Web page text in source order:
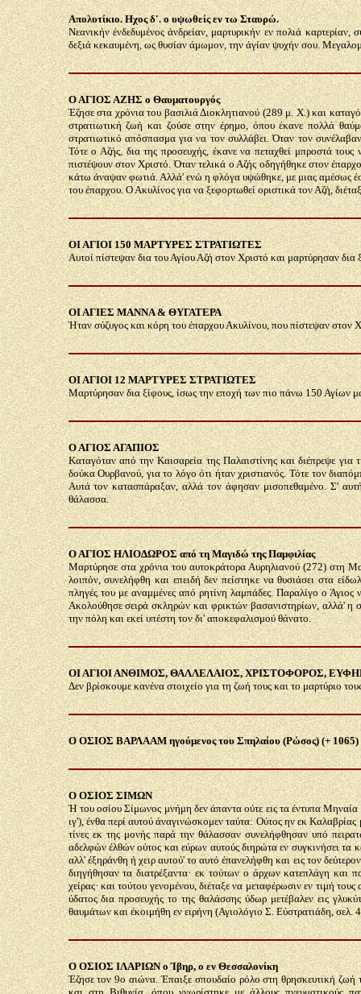
Απολυτίκιο. Ηχος δ'. ο υψωθείς εν τω Σταυρώ.
Νεανικήν ένδεδυμένος άνδρείαν, μαρτυρικήν εν πολιά
δεξιά κεκαυμένη, ως θυσίαν άμωμον, την άγίαν ψυχήν σου.
Ο ΑΓΙΟΣ ΑΖΗΣ ο Θαυματουργός
Έζησε στα χρόνια του βασιλιά Διοκλητιανού (289 μ. Χ.) και
στρατιωτική ζωή και ζούσε στην έρημο, όπου έκανε πολλά
στρατιωτικό απόσπασμα για να τον συλλάβει. Όταν τον
Τότε ο Αζής, δια της προσευχής, έκανε να πεταχθεί μπροστά
πιστέψουν στον Χριστό. Όταν τελικά ο Αζής οδηγήθηκε στον
κάτω άναψαν φωτιά. Αλλά' ενώ η φλόγα υψώθηκε, με μιας αμέσως
του έπαρχου. Ο Ακυλίνος για να ξεφορτωθεί οριστικά τον Αζή,
ΟΙ ΑΓΙΟΙ 150 ΜΑΡΤΥΡΕΣ ΣΤΡΑΤΙΩΤΕΣ
Αυτοί πίστεψαν δια του Αγίου Αζή στον Χριστό και μαρτύρησαν δια
ΟΙ ΑΓΙΕΣ ΜΑΝΝΑ & ΘΥΓΑΤΕΡΑ
Ήταν σύζυγος και κόρη του έπαρχου Ακυλίνου, που πίστεψαν στον
ΟΙ ΑΓΙΟΙ 12 ΜΑΡΤΥΡΕΣ ΣΤΡΑΤΙΩΤΕΣ
Μαρτύρησαν δια ξίφους, ίσως την εποχή των πιο πάνω 150 Αγίων
Ο ΑΓΙΟΣ ΑΓΑΠΙΟΣ
Καταγόταν από την Καισαρεία της Παλαιστίνης και διέπρεψε
δούκα Ουρβανού, για το λόγο ότι ήταν χριστιανός. Τότε τον
Αυτά τον κατασπάραξαν, αλλά τον άφησαν μισοπεθαμένο. Σ'
θάλασσα.
Ο ΑΓΙΟΣ ΗΛΙΟΔΩΡΟΣ από τη Μαγιδώ της Παμφιλίας
Μαρτύρησε στα χρόνια του αυτοκράτορα Αυρηλιανού (272) στη
λοιπόν, συνελήφθη και επειδή δεν πείστηκε να θυσιάσει στα
πληγές του με αναμμένες από ρητίνη λαμπάδες. Παραλίγο ο
Ακολούθησε σειρά σκληρών και φρικτών βασανιστηρίων, αλλά' η
την πόλη και εκεί υπέστη τον δι' αποκεφαλισμού θάνατο.
ΟΙ ΑΓΙΟΙ ΑΝΘΙΜΟΣ, ΘΑΛΛΕΛΑΙΟΣ, ΧΡΙΣΤΟΦΟΡΟΣ,
Δεν βρίσκουμε κανένα στοιχείο για τη ζωή τους και το μαρτύριο
Ο ΟΣΙΟΣ ΒΑΡΛΑΑΜ ηγούμενος του Σπηλαίου (Ρώσος) (+ 1065)
Ο ΟΣΙΟΣ ΣΙΜΩΝ
Ή του οσίου Σίμωνος μνήμη δεν άπαντα ούτε εις τα έντυπα
ιγ'), ένθα περί αυτού άναγινώσκομεν ταύτα: Ούτος ην εκ
τίνες εκ της μονής παρά την θάλασσαν συνελήφθησαν υπό
αδελφών έλθών ούτος και εύρων αυτούς διηρώτα εν συγκινήσει τα
αλλ' έξηράνθη ή χειρ αυτού' το αυτό έπανελήφθη και εις τον
διηγήθησαν τα διατρέξαντα· εκ τούτων ο άρχων κατεπλάγη και
χείρας· και τούτου γενομένου, διέταξε να μεταφέρωσιν εν τιμή
ύδατος δια προσευχής το της θαλάσσης ύδωρ μετέβαλεν εις
θαυμάτων και έκοιμήθη εν ειρήνη (Αγιολόγιο Σ. Εύστρατιάδη, σελ.
Ο ΟΣΙΟΣ ΙΛΑΡΙΩΝ ο Ίβηρ, ο εν Θεσσαλονίκη
Έζησε τον 9ο αιώνα. Έπαιξε σπουδαίο ρόλο στη θρησκευτική ζωή